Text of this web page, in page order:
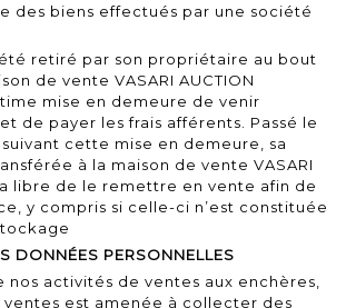
des biens effectués par une société
été retiré par son propriétaire au bout
de vente VASARI AUCTION
mise en demeure de venir
de payer les frais afférents. Passé le
cette mise en demeure, sa
à la maison de vente VASARI
libre de le remettre en vente afin de
y compris si celle-ci n’est constituée
DONNÉES PERSONNELLES
nos activités de ventes aux enchères,
est amenée à collecter des